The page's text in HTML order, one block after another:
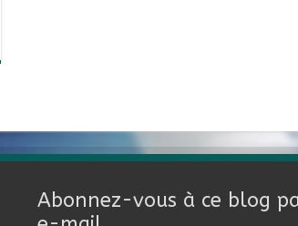
Abonnez-vous à ce blog